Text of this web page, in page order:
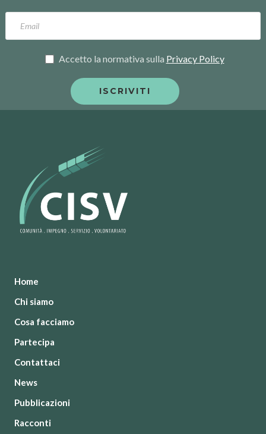
Accetto la normativa sulla Privacy Policy
Home
Chi siamo
Cosa facciamo
Partecipa
Contattaci
News
Pubblicazioni
Racconti